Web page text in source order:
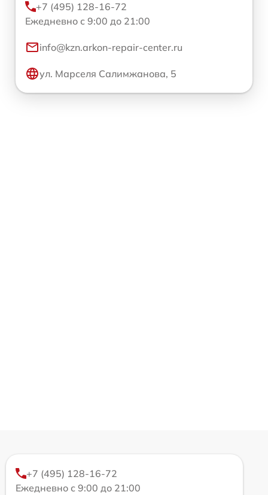
+7 (495) 128-16-72
Ежедневно с 9:00 до 21:00
info@kzn.arkon-repair-center.ru
ул. Марселя Салимжанова, 5
+7 (495) 128-16-72
Ежедневно с 9:00 до 21:00